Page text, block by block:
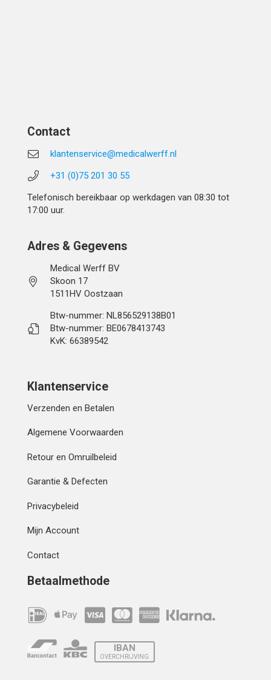
Contact
klantenservice@medicalwerff.nl
+31 (0)75 201 30 55
Telefonisch bereikbaar op werkdagen van 08:30 tot
17:00 uur.
Adres & Gegevens
Medical Werff BV
Skoon 17
1511HV Oostzaan
Btw-nummer: NL856529138B01
Btw-nummer: BE0678413743
KvK: 66389542
Klantenservice
Verzenden en Betalen
Algemene Voorwaarden
Retour en Omruilbeleid
Garantie & Defecten
Privacybeleid
Mijn Account
Contact
Betaalmethode
IBAN
OVERCHRIJVING